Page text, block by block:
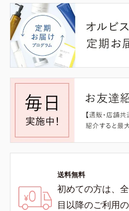
送料無料
初めての方は、
目以降のご利用